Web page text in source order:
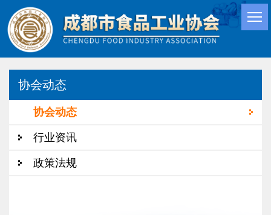
协会动态
协会动态
行业资讯
政策法规